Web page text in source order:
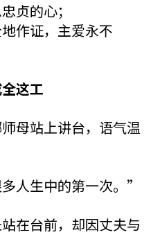
贞的心；
作证，主爱永不
这工
母站上讲台，语气温
人生中的第一次。”
在台前，却因丈夫与